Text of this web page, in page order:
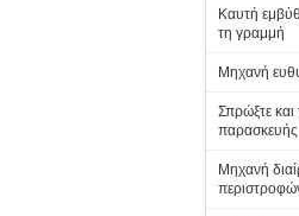
Καυτή
τη γραμμή
Μηχανή
Σπρώξτε
παρασκευής
Μηχανή